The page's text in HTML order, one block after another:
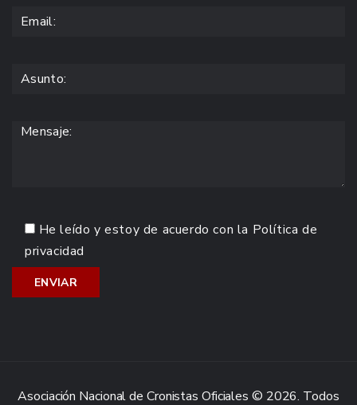
He leído y estoy de acuerdo con la Política de
privacidad
Asociación Nacional de Cronistas Oficiales © 2026. Todos